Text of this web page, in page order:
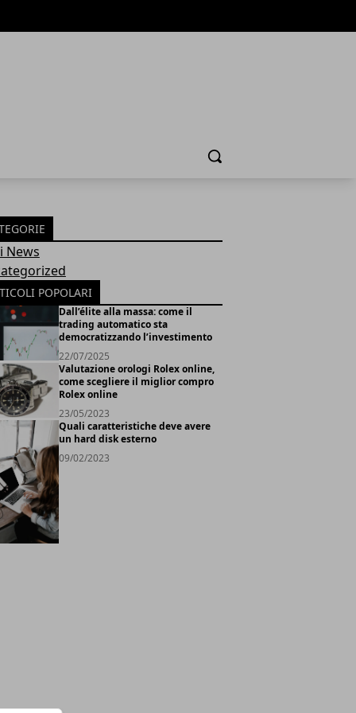
Cerca
News
POPOLARI
Dall’élite alla massa: come il
trading automatico sta
democratizzando l’investimento
22/07/2025
Valutazione orologi Rolex online,
come scegliere il miglior compro
Rolex online
23/05/2023
Quali caratteristiche deve avere
un hard disk esterno
09/02/2023